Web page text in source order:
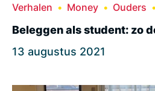
Verhalen Money Ouders
Beleggen als student: zo
13 augustus 2021